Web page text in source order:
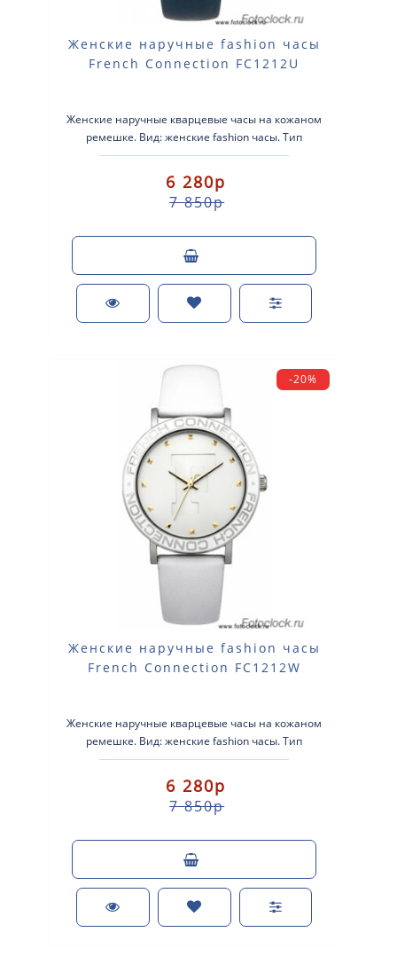
Женские наручные fashion часы
French Connection FC1212U
Женские наручные кварцевые часы на кожаном
ремешке. Вид: женские fashion часы. Тип
механизма: кварцевые. Корпус: стально..
6 280р
7 850р
-20%
Женские наручные fashion часы
French Connection FC1212W
Женские наручные кварцевые часы на кожаном
ремешке. Вид: женские fashion часы. Тип
механизма: кварцевые. Корпус: стально..
6 280р
7 850р